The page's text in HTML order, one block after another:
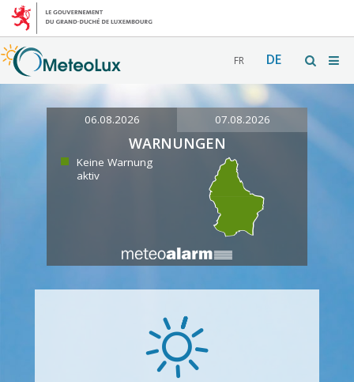
FR DE
06.08.2026 07.08.2026
WARNUNGEN
Keine Warnung
aktiv